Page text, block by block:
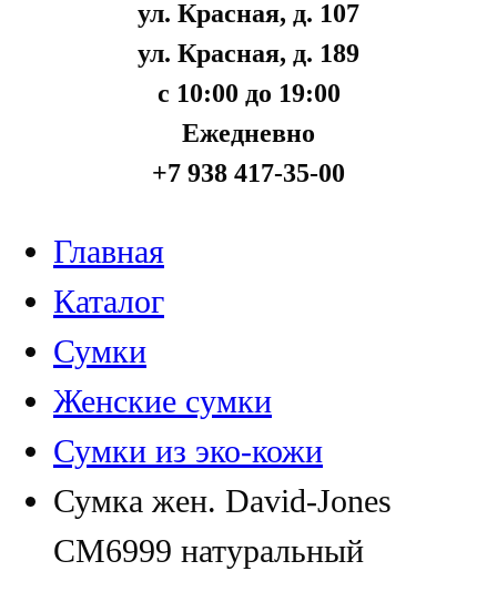
ул. Красная, д. 107
ул. Красная, д. 189
с 10:00 до 19:00
Ежедневно
+7 938 417-35-00
Главная
Каталог
Сумки
Женские сумки
Сумки из эко-кожи
Сумка жен. David-Jones
СМ6999 натуральный